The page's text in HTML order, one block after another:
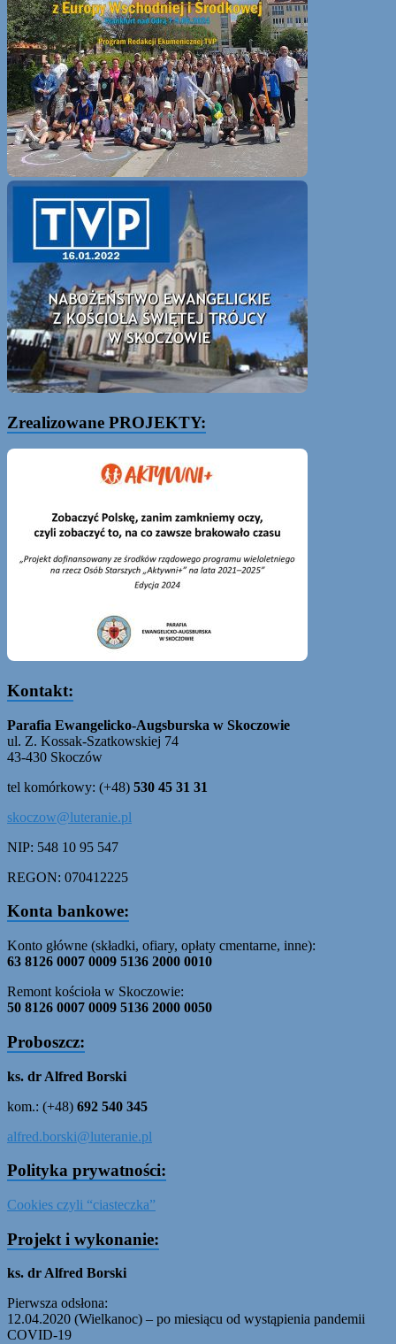
Zrealizowane PROJEKTY:
Kontakt:
Parafia Ewangelicko-Augsburska w Skoczowie
ul. Z. Kossak-Szatkowskiej 74
43-430 Skoczów
tel komórkowy: (+48) 530 45 31 31
skoczow@luteranie.pl
NIP: 548 10 95 547
REGON: 070412225
Konta bankowe:
Konto główne (składki, ofiary, opłaty cmentarne, inne):
63 8126 0007 0009 5136 2000 0010
Remont kościoła w Skoczowie:
50 8126 0007 0009 5136 2000 0050
Proboszcz:
ks. dr Alfred Borski
kom.: (+48) 692 540 345
alfred.borski@luteranie.pl
Polityka prywatności:
Cookies czyli “ciasteczka”
Projekt i wykonanie:
ks. dr Alfred Borski
Pierwsza odsłona:
12.04.2020 (Wielkanoc) – po miesiącu od wystąpienia pandemii
COVID-19